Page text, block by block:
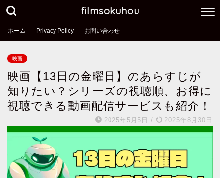
filmsokuhou
ホーム Privacy Policy お問い合わせ
映画
映画【13日の金曜日】のあらすじが
知りたい？シリーズの視聴順、お得に
視聴できる動画配信サービスも紹介！
2025年5月5日 / 2025年8月30日